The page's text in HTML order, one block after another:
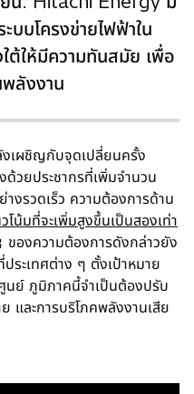
บบโครงข่ายไฟฟ้าใน
ต้ให้มีความทันสมัย เพื่อ
ลังงาน
งเผชิญกับจุดเปลี่ยนครั้ง
วยประชากรที่เพิ่มจำนวน
งรวดเร็ว ความต้องการด้าน
โน้มที่จะเพิ่มสูงขึ้นเป็นสองเท่า
ของความต้องการดังกล่าวยัง
ระเทศต่าง ๆ ตั้งเป้าหมาย
นย์ ภูมิภาคนี้จำเป็นต้องปรับ
และการบริโภคพลังงานเสีย